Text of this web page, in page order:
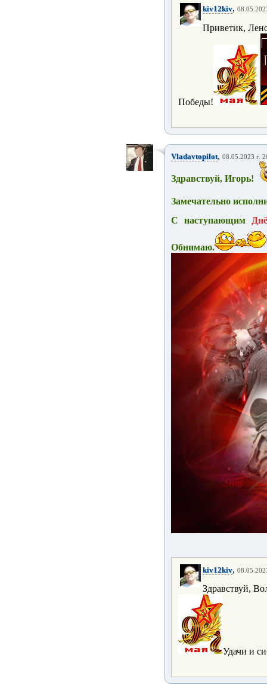
kiv12kiv,
Приветик,
Победы!
Vladavtopilot, 08.05.2023 г.
Здравствуй, Игорь!
Замечательно
С наступающим
Обнимаю.
kiv12kiv,
Здравствуй,
Удачи и